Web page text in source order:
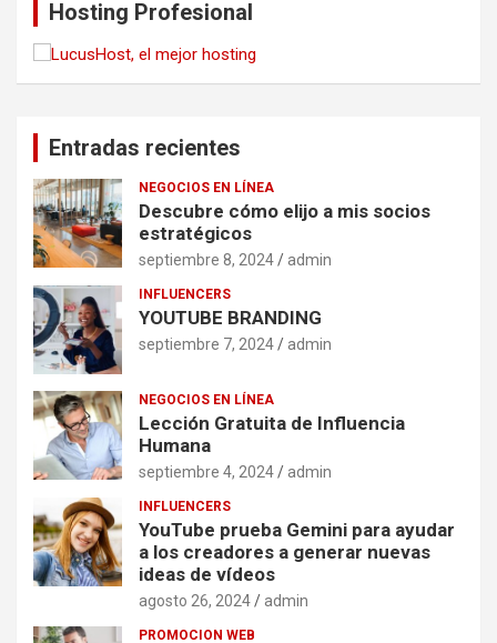
Hosting Profesional
Entradas recientes
NEGOCIOS EN LÍNEA
Descubre cómo elijo a mis socios
estratégicos
septiembre 8, 2024 admin
INFLUENCERS
YOUTUBE BRANDING
septiembre 7, 2024 admin
NEGOCIOS EN LÍNEA
Lección Gratuita de Influencia
Humana
septiembre 4, 2024 admin
INFLUENCERS
YouTube prueba Gemini para ayudar
a los creadores a generar nuevas
ideas de vídeos
agosto 26, 2024 admin
PROMOCION WEB